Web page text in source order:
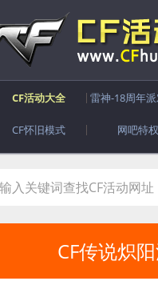
CF活动大全
CF怀旧模式 网吧特权
CF传说炽